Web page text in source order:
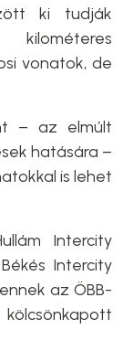
ki tudják
vonatok, de
– az elmúlt
hatására –
is lehet
Intercity
Intercity
az ÖBB-